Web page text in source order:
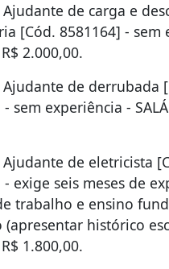
de carga e
[Cód. 8581164] - sem
2.000,00.
Ajudante de derrubada
sem experiência -
Ajudante de eletricista
- exige seis meses de
trabalho e ensino
(apresentar histórico
1.800,00.